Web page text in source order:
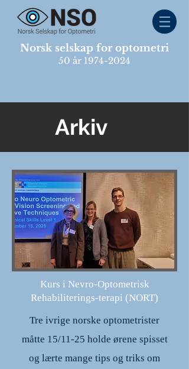
Norsk selskap for optometri
50 år 1974-2024
Arkiv
Kurs i Nevro-Optometrisk
Rehabiliterings-terapi (NORT)
Tre ivrige norske optometrister
måtte 15/11-25 holde ørene spisset
og lærte mange tips og triks om